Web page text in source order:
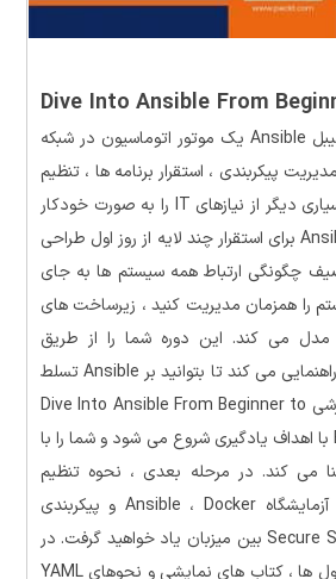
Dive Into Ansible From
انسیبل Ansible یک موتور اتوماسیون در شبکه
پیکربندی ، استقرار برنامه ها ، تنظیم
درون سرویس و بسیاری دیگر از نیازهای IT را به صورت خودکار
انجام می دهد. Ansible برای استقرار چند لایه از روز اول طراحی
چگونگی ارتباط همه سیستم ها به جای
را همزمان مدیریت کنید ، زیرساخت های
مدل می کند. این دوره شما را از طریق
موضوعات مختلف راهنمایی می کند تا بتوانید بر Ansible تسلط
پیدا کنید. دوره آموزشی Dive Into Ansible From Beginner to
Expert in Ansible با اهداف یادگیری شروع می شود و شما را با
می کند. در مرحله بعدی ، نحوه تنظیم
محیط را با نصب آزمایشگاه Ansible ، Docker و پیکربندی
اتصال Secure Shell (SSH) بین میزبان یاد خواهید گرفت. در
ادامه معماری ، ماژول ها ، کتاب های نمایشی و نحوهای YAML